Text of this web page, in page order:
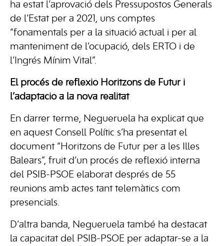
ha estat l’aprovació dels Pressupostos Generals
de l’Estat per a 2021, uns comptes
“fonamentals per a la situació actual i per al
manteniment de l’ocupació, dels ERTO i de
l’Ingrés Mínim Vital”.
El procés de reflexió Horitzons de Futur i
l’adaptació a la nova realitat
En darrer terme, Negueruela ha explicat que
en aquest Consell Polític s’ha presentat el
document “Horitzons de Futur per a les Illes
Balears”, fruit d’un procés de reflexió interna
del PSIB-PSOE elaborat després de 55
reunions amb actes tant telemàtics com
presencials.
D’altra banda, Negueruela també ha destacat
la capacitat del PSIB-PSOE per adaptar-se a la